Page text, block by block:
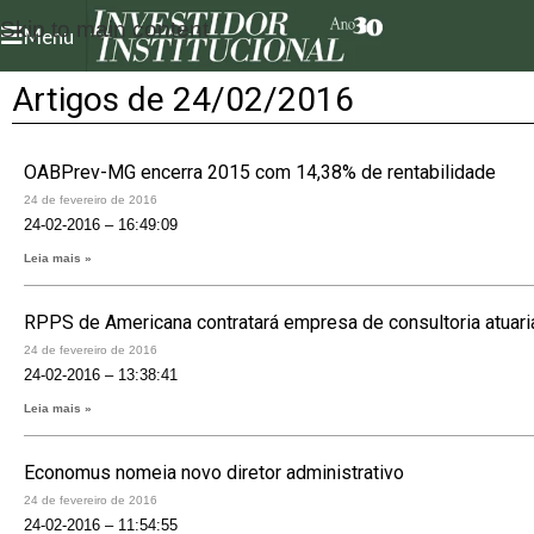
Skip to main content
Menu
Artigos de 24/02/2016
OABPrev-MG encerra 2015 com 14,38% de rentabilidade
24 de fevereiro de 2016
24-02-2016 – 16:49:09
Leia mais »
RPPS de Americana contratará empresa de consultoria
24 de fevereiro de 2016
24-02-2016 – 13:38:41
Leia mais »
Economus nomeia novo diretor administrativo
24 de fevereiro de 2016
24-02-2016 – 11:54:55